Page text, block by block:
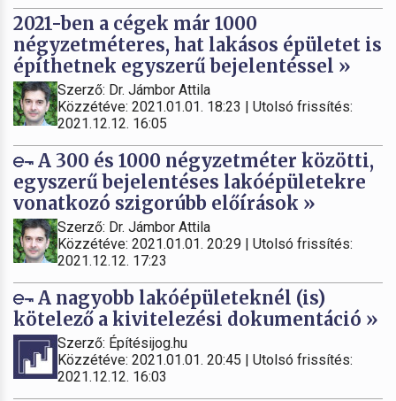
2021-ben a cégek már 1000
négyzetméteres, hat lakásos épületet is
építhetnek egyszerű bejelentéssel »
Szerző: Dr. Jámbor Attila
Közzétéve: 2021.01.01. 18:23 | Utolsó frissítés:
2021.12.12. 16:05
A 300 és 1000 négyzetméter közötti,
egyszerű bejelentéses lakóépületekre
vonatkozó szigorúbb előírások »
Szerző: Dr. Jámbor Attila
Közzétéve: 2021.01.01. 20:29 | Utolsó frissítés:
2021.12.12. 17:23
A nagyobb lakóépületeknél (is)
kötelező a kivitelezési dokumentáció »
Szerző: Építésijog.hu
Közzétéve: 2021.01.01. 20:45 | Utolsó frissítés:
2021.12.12. 16:03